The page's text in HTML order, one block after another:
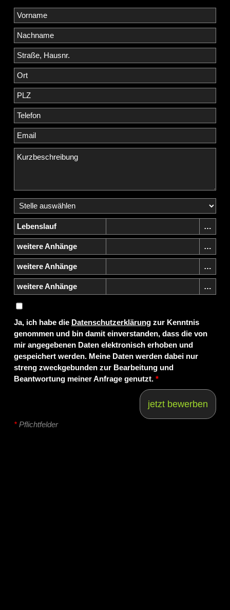
Lebenslauf
weitere Anhänge
weitere Anhänge
weitere Anhänge
Ja, ich habe die Datenschutzerklärungzur Kenntnis
genommen und bin damit einverstanden, dass die von
mir angegebenen Daten elektronisch erhoben und
gespeichert werden. Meine Daten werden dabei nur
streng zweckgebunden zur Bearbeitung und
Beantwortung meiner Anfrage genutzt. *
jetzt bewerben
*Pflichtfelder